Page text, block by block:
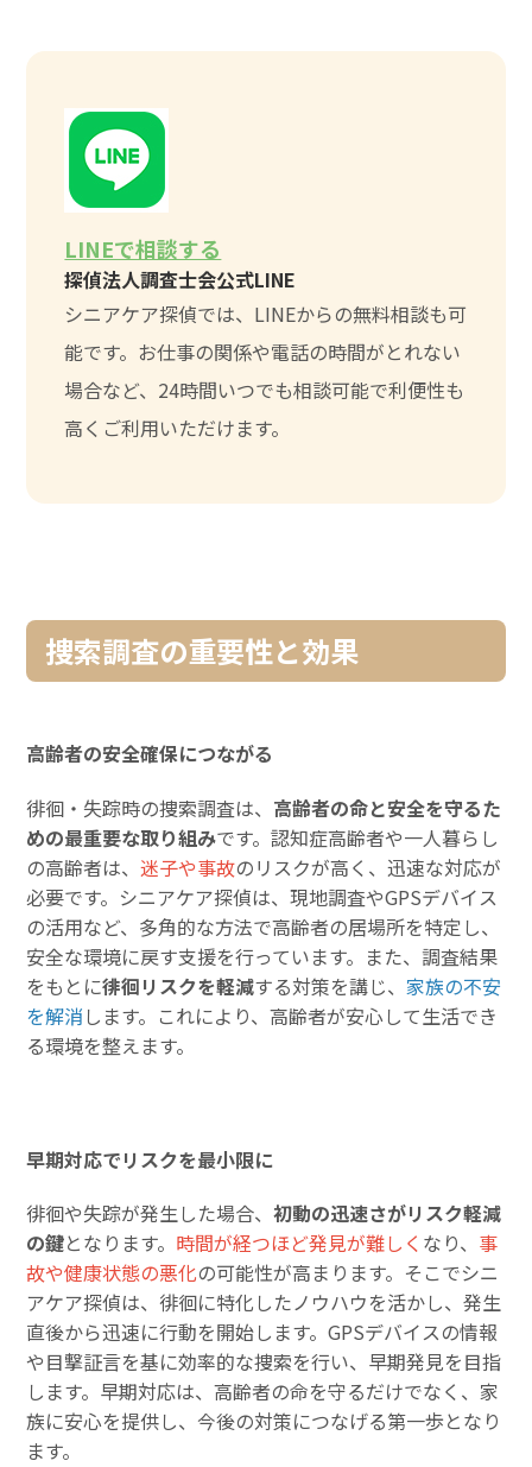
LINEで相談する
探偵法人調査士会公式LINE
シニアケア探偵では、LINEからの無料相談も可
能です。お仕事の関係や電話の時間がとれない
場合など、24時間いつでも相談可能で利便性も
高くご利用いただけます。
捜索調査の重要性と効果
高齢者の安全確保につながる
徘徊・失踪時の捜索調査は、 高齢者の命と安全を守るた
めの最重要な取り組みです。認知症高齢者や一人暮らし
の高齢者は、迷子や事故のリスクが高く、迅速な対応が
必要です。シニアケア探偵は、現地調査やGPSデバイス
の活用など、多角的な方法で高齢者の居場所を特定し、
安全な環境に戻す支援を行っています。また、調査結果
をもとに徘徊リスクを軽減する対策を講じ、 家族の不安
を解消 します。これにより、高齢者が安心して生活でき
る環境を整えます。
早期対応でリスクを最小限に
徘徊や失踪が発生した場合、初動の迅速さがリスク軽減
の鍵となります。 時間が経つほど発見が難しく なり、 事
故や健康状態の悪化の可能性が高まります。そこでシニ
アケア探偵は、徘徊に特化したノウハウを活かし、発生
直後から迅速に行動を開始します。GPSデバイスの情報
や目撃証言を基に効率的な捜索を行い、早期発見を目指
します。早期対応は、高齢者の命を守るだけでなく、家
族に安心を提供し、今後の対策につなげる第一歩となり
ます。